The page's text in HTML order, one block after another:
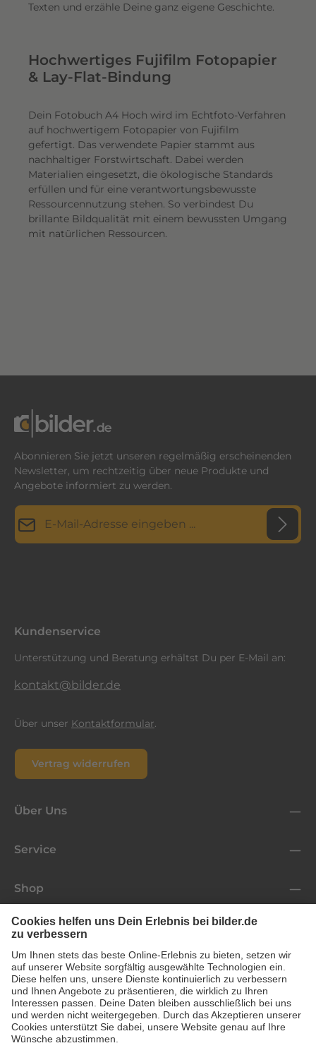
Texten und erzähle Deine ganz eigene Geschichte.
Hochwertiges Fujifilm Fotopapier
& Lay-Flat-Bindung
Dein Fotobuch A4 Hoch wird im Echtfoto-Verfahren
auf hochwertigem Fotopapier von Fujifilm
gefertigt. Das verwendete Papier stammt aus
nachhaltiger Forstwirtschaft. Dabei werden
Materialien eingesetzt, die ökologische Standards
erfüllen und für eine verantwortungsbewusste
Ressourcennutzung stehen. So verbindest Du
brillante Bildqualität mit einem bewussten Umgang
mit natürlichen Ressourcen.
Abonnieren Sie jetzt unseren regelmäßig erscheinenden
Newsletter, um rechtzeitig über neue Produkte und
Angebote informiert zu werden.
E-Mail-Adresse*
Kundenservice
Unterstützung und Beratung erhältst Du per E-Mail an:
kontakt@bilder.de
Über unser Kontaktformular.
Vertrag widerrufen
Über Uns
Service
Shop
Folge uns